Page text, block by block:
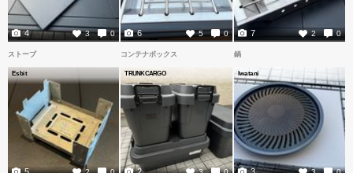
3 0
4 5 0
6 2 0
7
ストーブ
Esbit
2 0
コンテナボックス
TRUNKCARGO
3 0
鍋
Iwatani
3 0